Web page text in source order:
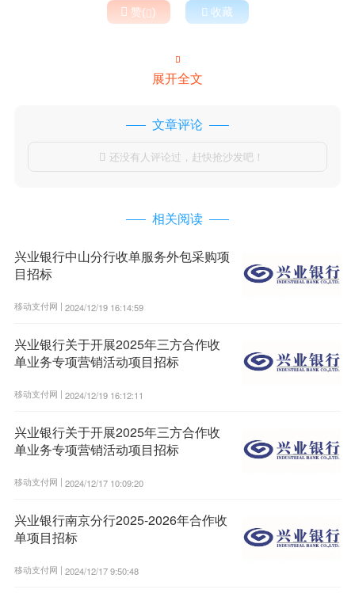
 赞()  收藏

展开全文
文章评论
 还没有人评论过，赶快抢沙发吧！
相关阅读
兴业银行中山分行收单服务外包采购项
目招标
移动支付网 | 2024/12/19 16:14:59
兴业银行关于开展2025年三方合作收
单业务专项营销活动项目招标
移动支付网 | 2024/12/19 16:12:11
兴业银行关于开展2025年三方合作收
单业务专项营销活动项目招标
移动支付网 | 2024/12/17 10:09:20
兴业银行南京分行2025-2026年合作收
单项目招标
移动支付网 | 2024/12/17 9:50:48